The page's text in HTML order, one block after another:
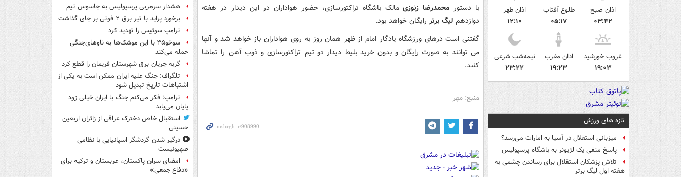
اذان صبح
۰۳:۴۲
طلوع آفتاب
۰۵:۱۷
اذان ظهر
۱۲:۱۰
غروب خورشید
۱۹:۰۳
اذان مغرب
۱۹:۲۳
نیمه‌شب شرعی
۲۳:۲۲
تازه های ورزش
میزبانی استقلال در آسیا به امارات می‌رسد؟
پاسخ منفی یک لژیونر به باشگاه پرسپولیس
تلاش پزشکان استقلال برای رساندن چشمی به
هفته اول لیگ برتر
با دستور محمدرضا زنوزیمالک باشگاه تراکتورسازی، حضور هواداران در این دیدار در هفته
دوازدهم لیگ برتر رایگان خواهد بود.
گفتنی است درهای ورزشگاه یادگار امام از ظهر همان روز به روی هواداران باز خواهد شد و آنها
می توانند به صورت رایگان و بدون خرید بلیط دیدار دو تیم تراکتورسازی و ذوب آهن را تماشا
کنند.
منبع: مهر
هشدار سرمربی پرسپولیس به جاسوس تیم
برخورد پراید با تیر برق ۲ فوتی بر جای گذاشت
ترامپ سوئیس را تهدید کرد
سوخو۳۵ با این موشک‌ها به ناوهای‌جنگی
حمله می‌کند
گربه جریان برق شهرستان فریمان را قطع کرد
تلگراف: جنگ علیه ایران ممکن است به یکی از
اشتباهات تاریخ تبدیل شود
ترامپ: فکر می‌کنم جنگ با ایران خیلی زود
پایان می‌یابد
استقبال خاص دخترک عراقی از زائران اربعین
حسینی
درگیر شدن گردشگر اسپانیایی با نظامی
صهیونیست
امضای سران پاکستان، عربستان و ترکیه برای
«دفاع جمعی»